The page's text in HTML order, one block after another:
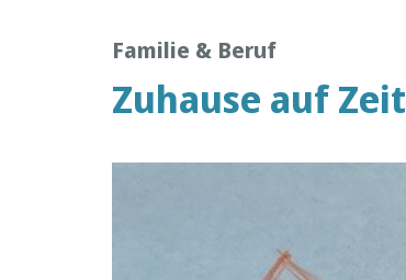
Familie & Beruf
Zuhause auf Zeit